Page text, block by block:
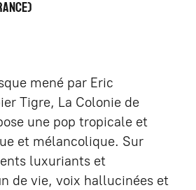
mené par Eric
Tigre, La Colonie de
une pop tropicale et
et mélancolique. Sur
luxuriants et
de vie, voix hallucinées et